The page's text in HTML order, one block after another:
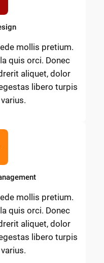
mollis pretium.
quis orci. Donec
aliquet, dolor
libero turpis
mollis pretium.
quis orci. Donec
aliquet, dolor
libero turpis